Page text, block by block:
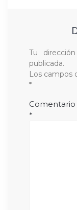
Tu
publicada.
Los campos
*
Comentario
*